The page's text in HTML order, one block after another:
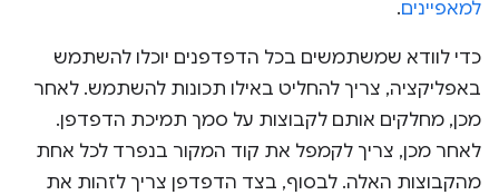
למאפיינים.
כדי לוודא שמשתמשים בכל הדפדפנים יוכלו להשתמש
באפליקציה, צריך להחליט באילו תכונות להשתמש. לאחר
מכן, מחלקים אותם לקבוצות על סמך תמיכת הדפדפן.
לאחר מכן, צריך לקמפל את קוד המקור בנפרד לכל אחת
מהקבוצות האלה. לבסוף, בצד הדפדפן צריך לזהות את